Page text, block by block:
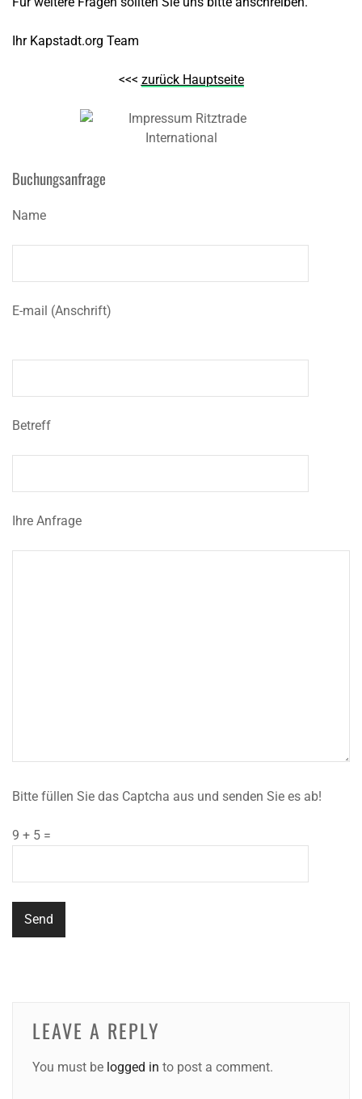
Ihr Kapstadt.org Team
<<< zurück Hauptseite
Buchungsanfrage
Name
E-mail (Anschrift)
Betreff
Ihre Anfrage
Bitte füllen Sie das Captcha aus und senden Sie es ab!
9 + 5 =
LEAVE A REPLY
You must be logged in to post a comment.